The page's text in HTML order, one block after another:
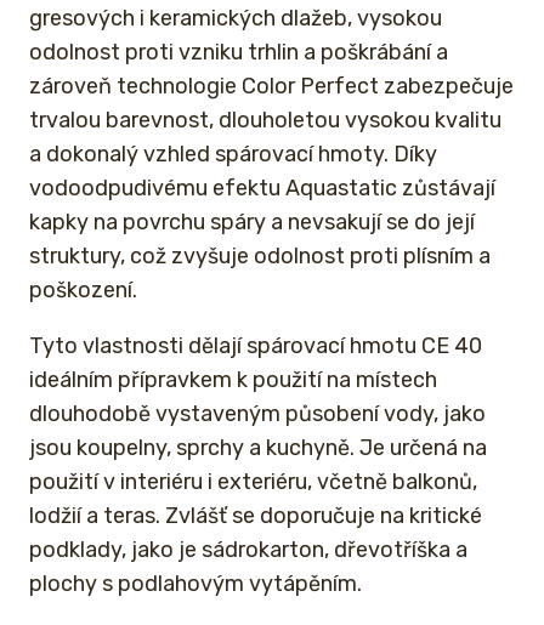
gresových i keramických dlažeb, vysokou
odolnost proti vzniku trhlin a poškrábání a
zároveň technologie Color Perfect zabezpečuje
trvalou barevnost, dlouholetou vysokou kvalitu
a dokonalý vzhled spárovací hmoty. Díky
vodoodpudivému efektu Aquastatic zůstávají
kapky na povrchu spáry a nevsakují se do její
struktury, což zvyšuje odolnost proti plísním a
poškození.
Tyto vlastnosti dělají spárovací hmotu CE 40
ideálním přípravkem k použití na místech
dlouhodobě vystaveným působení vody, jako
jsou koupelny, sprchy a kuchyně. Je určená na
použití v interiéru i exteriéru, včetně balkonů,
lodžií a teras. Zvlášť se doporučuje na kritické
podklady, jako je sádrokarton, dřevotříška a
plochy s podlahovým vytápěním.